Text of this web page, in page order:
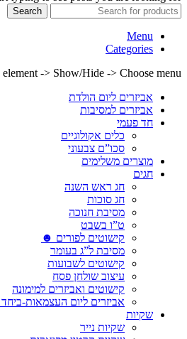
Search
Menu
Categories
-> Show/Hide -> Choose menu
אביזרים ליום הולדת
אביזרים למסיבות
חד פעמי
כלים אקולוגיים
סכו”ם צבעוני
מוצרים משלימים
חגים
חג ראש השנה
חג סוכות
מסיבת חנוכה
ט”ו בשבט
קישוטים לפורים ☻
מסיבת ל”ג בעומר
קישוטים לשבועות
עיצוב שולחן פסח
קישוטים ואביזרים למימונה
אביזרים ליום העצמאות-
שקיות
שקיות נייר